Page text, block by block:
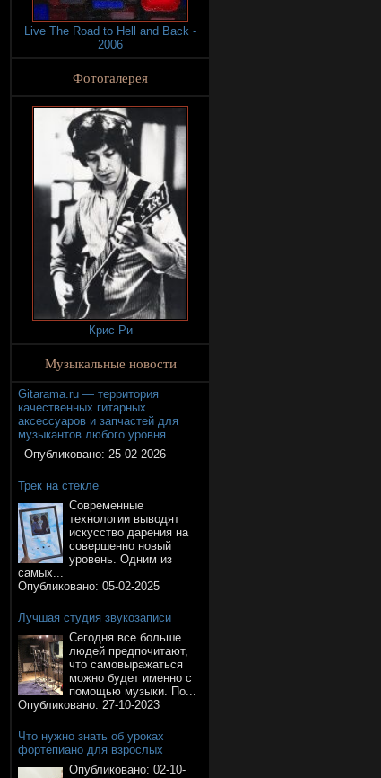
Live The Road to Hell and Back -
2006
Фотогалерея
Крис Ри
Музыкальные новости
Gitarama.ru — территория
качественных гитарных
аксессуаров и запчастей для
музыкантов любого уровня
Опубликовано: 25-02-2026
Трек на стекле
Современные
технологии выводят
искусство дарения на
совершенно новый
уровень. Одним из
самых...
Опубликовано: 05-02-2025
Лучшая студия звукозаписи
Сегодня все больше
людей предпочитают,
что самовыражаться
можно будет именно с
помощью музыки. По...
Опубликовано: 27-10-2023
Что нужно знать об уроках
фортепиано для взрослых
Опубликовано: 02-10-